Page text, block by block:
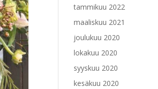
tammikuu 2022
maaliskuu 2021
joulukuu 2020
lokakuu 2020
syyskuu 2020
kesäkuu 2020